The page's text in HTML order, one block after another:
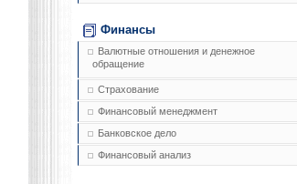
Финансы
Валютные отношения и денежное
обращение
Страхование
Финансовый менеджмент
Банковское дело
Финансовый анализ